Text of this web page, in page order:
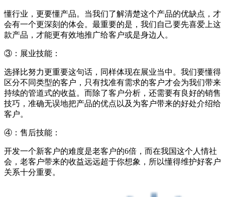
懂行业，更要懂产品。当我们了解清楚这个产品的优缺点，才
会有一个更深刻的体会。最重要的是，我们自己要先喜爱上这
款产品，才能更有效地推广给客户或是身边人。
③：展业技能：
选择比努力更重要这句话，同样体现在展业当中。我们要懂得
区分不同类型的客户，只有找准有需求的客户才会为我们带来
持续的管道式的收益。而除了客户分析，还需要有良好的销售
技巧，准确无误地把产品的优点以及为客户带来的好处介绍给
客户。
④：售后技能：
开发一个新客户的难度是老客户的6倍，而在我国这个人情社
会，老客户带来的收益远远超于你想象，所以懂得维护好客户
关系十分重要。